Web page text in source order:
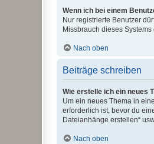
Wenn ich bei einem
Nur registrierte Benutzer
Missbrauch dieses
Nach oben
Beiträge schreiben
Wie erstelle ich ein neues
Um ein neues Thema in
erforderlich ist, bevor du
Dateianhänge erstellen“
Nach oben